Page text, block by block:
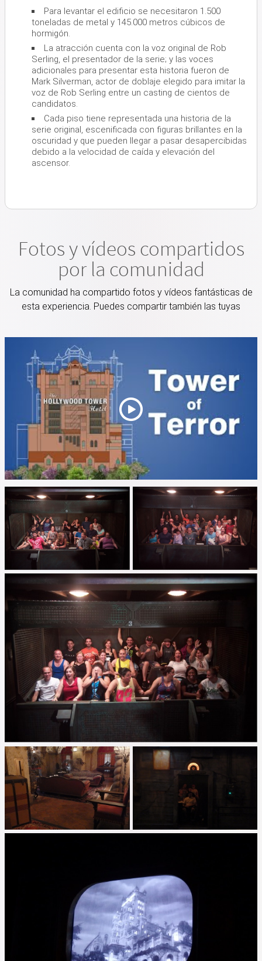
Para levantar el edificio se necesitaron 1.500
toneladas de metal y 145.000 metros cúbicos de
hormigón.
La atracción cuenta con la voz original de Rob
Serling, el presentador de la serie; y las voces
adicionales para presentar esta historia fueron de
Mark Silverman, actor de doblaje elegido para imitar la
voz de Rob Serling entre un casting de cientos de
candidatos.
Cada piso tiene representada una historia de la
serie original, escenificada con figuras brillantes en la
oscuridad y que pueden llegar a pasar desapercibidas
debido a la velocidad de caída y elevación del
ascensor.
Fotos y vídeos compartidos
por la comunidad
La comunidad ha compartido fotos y vídeos fantásticas de
esta experiencia. Puedes compartir también las tuyas